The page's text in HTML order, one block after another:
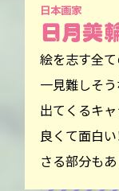
日本画家
絵を志す全
一見難しそ
出てくるキ
良くて面白
さる部分も